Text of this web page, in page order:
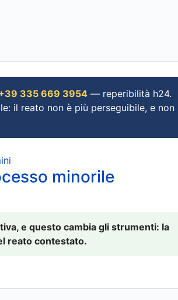
335 669 3954 — reperibilità h24.
il reato non è più perseguibile, e non
minorile
e questo cambia gli strumenti: la
reato contestato.